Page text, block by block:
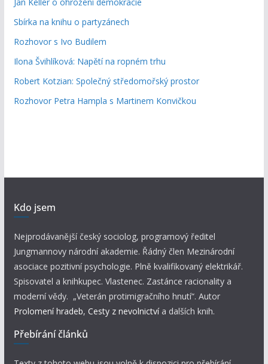
Sbírka na knihu o partyzánech
Rozhovor s Ivo Budilem
Ilona Švihlíková: Napětí na ropném trhu
Robert Kotzian: Společný středomořský prostor
Rozhovor Petra Hampla s Martinem Konvičkou
Kdo jsem
Nejprodávanější český sociolog, programový ředitel
Jungmannovy národní akademie. Řádný člen Mezinárodní
asociace pozitivní psychologie. Plně kvalifikovaný elektrikář.
Spisovatel a knihkupec. Vlastenec. Zastánce racionality a
moderní vědy. „Veterán protimigračního hnutí“. Autor
Prolomení hradeb, Cesty z nevolnictví a dalších knih.
Přebírání článků